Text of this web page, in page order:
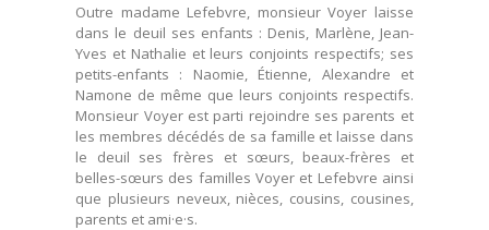
Outre madame Lefebvre, monsieur Voyer laisse
dans le deuil ses enfants : Denis, Marlène, Jean-
Yves et Nathalie et leurs conjoints respectifs; ses
petits-enfants : Naomie, Étienne, Alexandre et
Namone de même que leurs conjoints respectifs.
Monsieur Voyer est parti rejoindre ses parents et
les membres décédés de sa famille et laisse dans
le deuil ses frères et sœurs, beaux-frères et
belles-sœurs des familles Voyer et Lefebvre ainsi
que plusieurs neveux, nièces, cousins, cousines,
parents et ami·e·s.